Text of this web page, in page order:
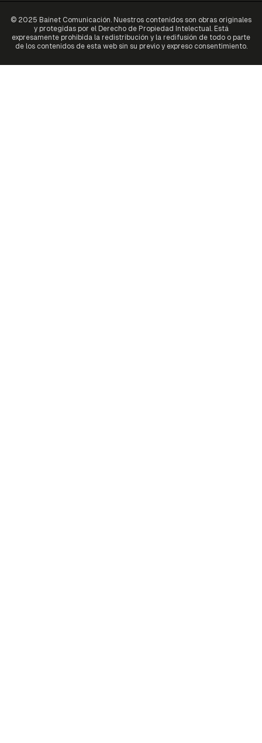
© 2025 Bainet Comunicación. Nuestros contenidos son obras originales
y protegidas por el Derecho de Propiedad Intelectual. Está
expresamente prohibida la redistribución y la redifusión de todo o parte
de los contenidos de esta web sin su previo y expreso consentimiento.